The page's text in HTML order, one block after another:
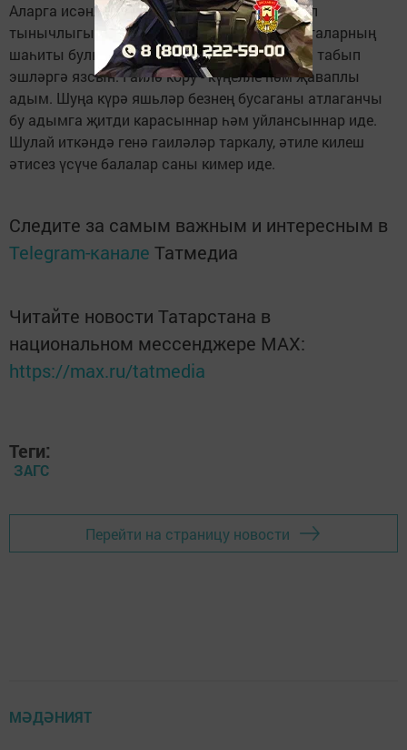
Аларга исәнлек-саулык, бәхет-шатлык, күңел
тынычлыгы телим. Күбрәк сөенечле вакыйгаларның
шаһиты булып, хезмәтебездән ямь һәм тәм табып
эшләргә язсын. Гаилә кору - күңелле һәм җаваплы
адым. Шуңа күрә яшьләр безнең бусаганы атлаганчы
бу адымга җитди карасыннар һәм уйлансыннар иде.
Шулай иткәндә генә гаиләләр таркалу, әтиле килеш
әтисез үсүче балалар саны кимер иде.
Следите за самым важным и интересным в
Telegram-канале Татмедиа
Читайте новости Татарстана в
национальном мессенджере MАХ:
https://max.ru/tatmedia
Теги:
ЗАГС
Перейти на страницу новости
МӘДӘНИЯТ